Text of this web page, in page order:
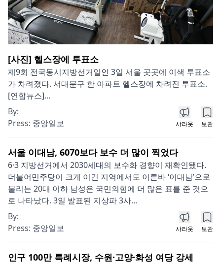
[사진] 헬스장에 투표소
제9회 전국동시지방선거일인 3일 서울 곳곳에 이색 투표소
가 차려졌다. 서대문구 한 아파트 헬스장에 차려진 투표소.
[연합뉴스]...
By:
Press: 중앙일보 샤라웃 보관
서울 이대남, 6070보다 보수 더 많이 찍었다
6·3 지방선거에서 2030세대의 보수화 경향이 재확인됐다.
더불어민주당이 크게 이긴 지역에서도 이른바 ‘이대남’으로
불리는 20대 이하 남성은 국민의힘에 더 많은 표를 준 것으
로 나타났다. 3일 발표된 지상파 3사...
By:
Press: 중앙일보 샤라웃 보관
인구 100만 특례시장, 수원·고양·화성 여당 강세